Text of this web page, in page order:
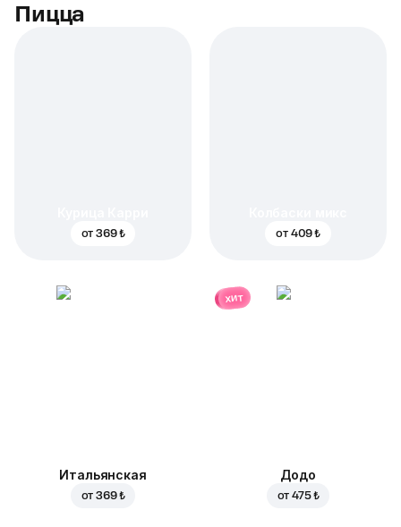
Пицца
от369 ₺ от 409 ₺
Итальянская
от369 ₺
хит
Додо
от475 ₺